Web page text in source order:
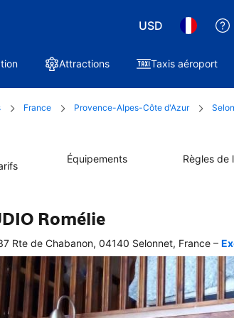
USD
Attractions Taxis aéroport
France Provence-Alpes-Côte d'Azur
Équipements Règles de
Romélie
Rte de Chabanon, 04140 Selonnet, France –